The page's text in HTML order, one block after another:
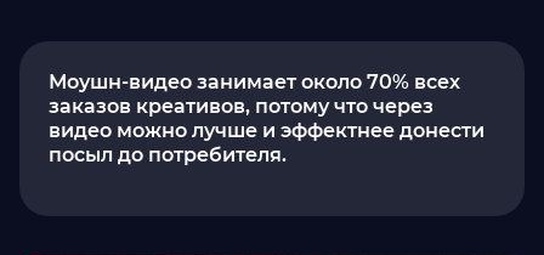
Моушн-видео занимает около 70% всех
заказов креативов, потому что через
видео можно лучше и эффектнее донести
посыл до потребителя.